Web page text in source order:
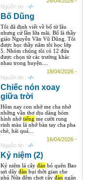
Nguồn tin : -/-
Bố Dũng
Tôi đã định viết về bố từ lâu
nhưng cứ lần lữa mãi. Bố là thầy
giáo Nguyễn Văn Vũ Dũng. Tôi
được học thầy năm tôi học lớp
5. Nhóm chúng tôi có 12 đứa
được chọn từ các trường khác
nhau trong huyện....
18/04/2026 -
Nguồn tin : -/-
Chiếc nón xoay
giữa trời
Hôm nay con nhớ mẹ cha nhớ
những vần thơ dịu dàng hóm
hỉnh nhớ tiếng mẹ cười rung
rinh màu lá nhớ bàn tay cha pha
chè, hái quả...
16/04/2026 -
Nguồn tin : -/-
Kỷ niệm (2)
Kỷ niệm là cây đànbỏ quên Bao
sợi dây đànbụi thời gian che
phủ Nửa đêm chợt cây đànngân